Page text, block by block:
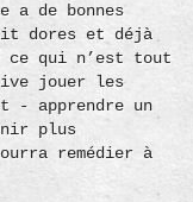
de bonnes
dores et déjà
ce qui n’est tout
jouer les
- apprendre un
plus
remédier à